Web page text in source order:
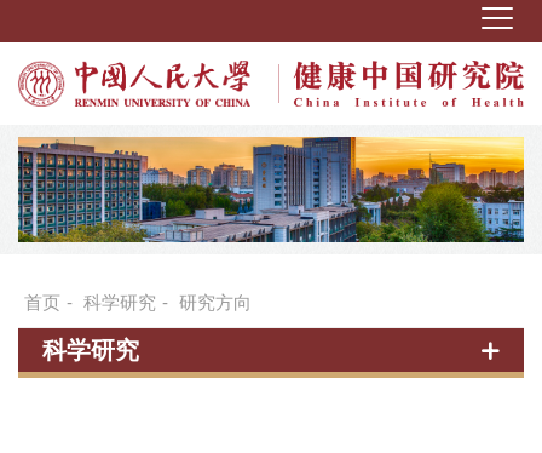
首页 - 科学研究 - 研究方向
科学研究